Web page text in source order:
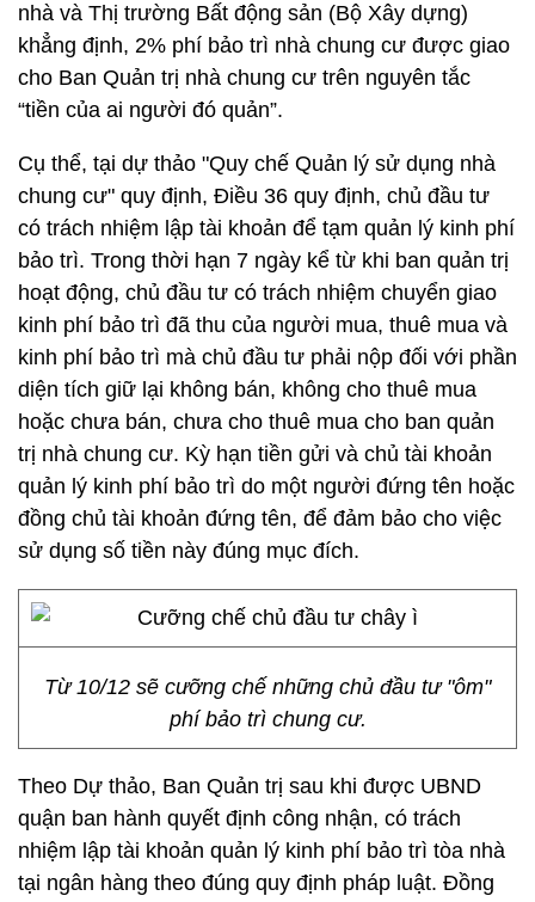
nhà và Thị trường Bất động sản (Bộ Xây dựng)
khẳng định, 2% phí bảo trì nhà chung cư được giao
cho Ban Quản trị nhà chung cư trên nguyên tắc
“tiền của ai người đó quản”.
Cụ thể, tại dự thảo "Quy chế Quản lý sử dụng nhà
chung cư" quy định, Điều 36 quy định, chủ đầu tư
có trách nhiệm lập tài khoản để tạm quản lý kinh phí
bảo trì. Trong thời hạn 7 ngày kể từ khi ban quản trị
hoạt động, chủ đầu tư có trách nhiệm chuyển giao
kinh phí bảo trì đã thu của người mua, thuê mua và
kinh phí bảo trì mà chủ đầu tư phải nộp đối với phần
diện tích giữ lại không bán, không cho thuê mua
hoặc chưa bán, chưa cho thuê mua cho ban quản
trị nhà chung cư. Kỳ hạn tiền gửi và chủ tài khoản
quản lý kinh phí bảo trì do một người đứng tên hoặc
đồng chủ tài khoản đứng tên, để đảm bảo cho việc
sử dụng số tiền này đúng mục đích.
Từ 10/12 sẽ cưỡng chế những chủ đầu tư "ôm"
phí bảo trì chung cư.
Theo Dự thảo, Ban Quản trị sau khi được UBND
quận ban hành quyết định công nhận, có trách
nhiệm lập tài khoản quản lý kinh phí bảo trì tòa nhà
tại ngân hàng theo đúng quy định pháp luật. Đồng